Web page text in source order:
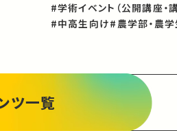
#学術イベント（公開講座・
#中高生向け#農学部・農
ツ一覧